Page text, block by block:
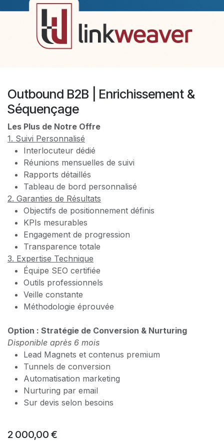
Outbound B2B | Enrichissement &
Séquençage
Les Plus de Notre Offre
1. Suivi Personnalisé
Interlocuteur dédié
Réunions mensuelles de suivi
Rapports détaillés
Tableau de bord personnalisé
2. Garanties de Résultats
Objectifs de positionnement définis
KPIs mesurables
Engagement de progression
Transparence totale
3. Expertise Technique
Équipe SEO certifiée
Outils professionnels
Veille constante
Méthodologie éprouvée
Option : Stratégie de Conversion & Nurturing
Disponible après 6 mois
Lead Magnets et contenus premium
Tunnels de conversion
Automatisation marketing
Nurturing par email
Sur devis selon besoins
2 000,00 €